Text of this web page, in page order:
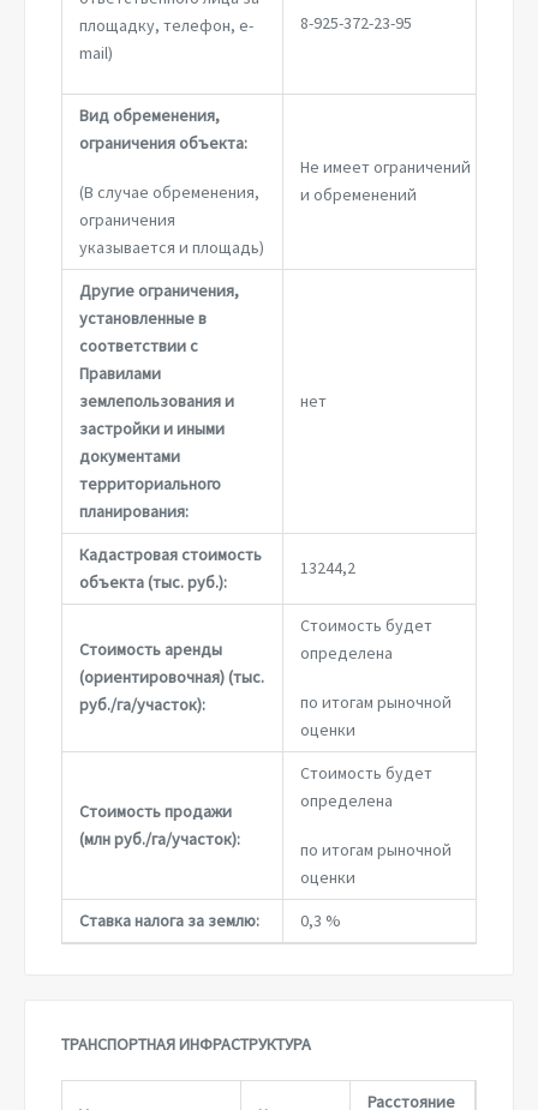
площадку, телефон, e-
mail)
8-925-372-23-95
Вид обременения,
ограничения объекта:
(В случае обременения,
ограничения
указывается и площадь)
Не имеет ограничений
и обременений
Другие ограничения,
установленные в
соответствии с
Правилами
землепользования и
застройки и иными
документами
территориального
планирования:
нет
Кадастровая стоимость
объекта (тыс. руб.):
13244,2
Стоимость аренды
(ориентировочная) (тыс.
руб./га/участок):
Стоимость будет
определена
по итогам рыночной
оценки
Стоимость продажи
(млн руб./га/участок):
Стоимость будет
определена
по итогам рыночной
оценки
Ставка налога за землю:
0,3 %
ТРАНСПОРТНАЯ ИНФРАСТРУКТУРА
Расстояние